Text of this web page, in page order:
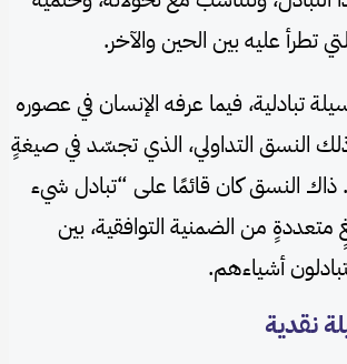
تطرأ عليه بين الحين والآخر.
تبادلية، فيما عرفه الإنسان في عصوره
ذلك النسق التداولي، الذي تجسّد في صيغةٍ
ذاك النسق كان قائمًا على “تبادل شيء
من الضمنية التوافقية، بين
أشياءهم.
نقدية